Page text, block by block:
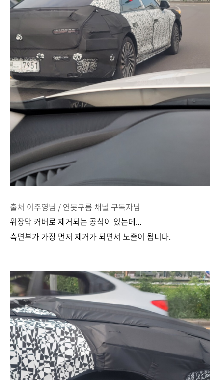
출처 이주영님 / 연못구름 채널 구독자님
위장막 커버로 제거되는 공식이 있는데...
측면부가 가장 먼저 제거가 되면서 노출이 됩니다.